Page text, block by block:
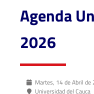
Agenda
2026
Martes, 14 de Abril de
Universidad del Cauca